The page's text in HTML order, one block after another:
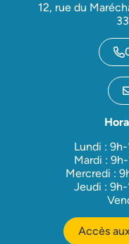
12, rue du
Lundi :
Mardi :
Mercredi :
Jeudi :
Accès